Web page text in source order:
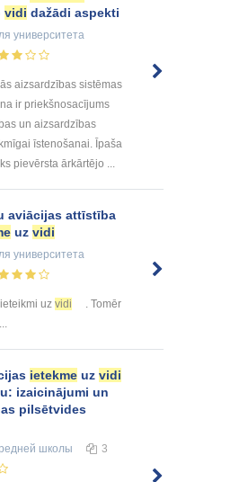
vidi dažādi aspekti
университета
aizsardzības sistēmas
ir priekšnosacījums
un aizsardzības
īstenošanai. Īpaša
pievērsta ārkārtējo ...
aviācijas attīstība
uz vidi
университета
ieteikmi uz vidi
. Tomēr
ietekme uz vidi
izaicinājumi un
pilsētvides
школы 3